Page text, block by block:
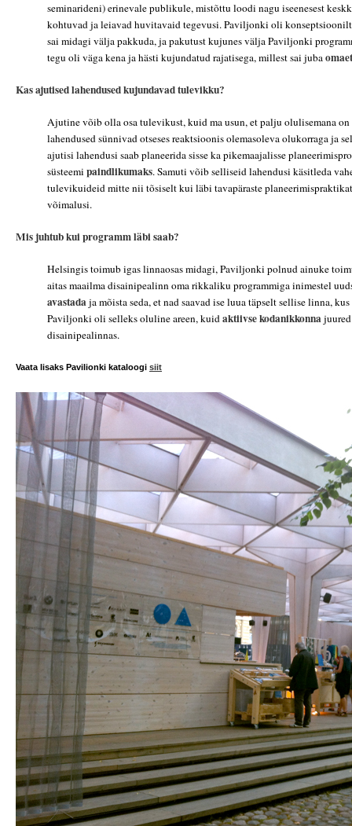
seminarideni) erinevale publikule, mistõttu loodi nagu iseenesest
kohtuvad ja leiavad huvitavaid tegevusi. Paviljonki oli
sai midagi välja pakkuda, ja pakutust kujunes välja Paviljonki
tegu oli väga kena ja hästi kujundatud rajatisega, millest sai juba
Kas ajutised lahendused kujundavad tulevikku?
Ajutine võib olla osa tulevikust, kuid ma usun, et palju olulisemana
lahendused sünnivad otseses reaktsioonis olemasoleva olukorraga ja
ajutisi lahendusi saab planeerida sisse ka pikemaajalisse
süsteemi paindlikumaks. Samuti võib selliseid lahendusi käsitleda
tulevikuideid mitte nii tõsiselt kui läbi tavapäraste
võimalusi.
Mis juhtub kui programm läbi saab?
Helsingis toimub igas linnaosas midagi, Paviljonki polnud ainuke
aitas maailma disainipealinn oma rikkaliku programmiga inimestel
avastadaja mõista seda, et nad saavad ise luua täpselt sellise linna,
Paviljonki oli selleks oluline areen, kuidaktiivsekodanikkonna
disainipealinnas.
Vaata lisaks Pavilionki kataloogi siit